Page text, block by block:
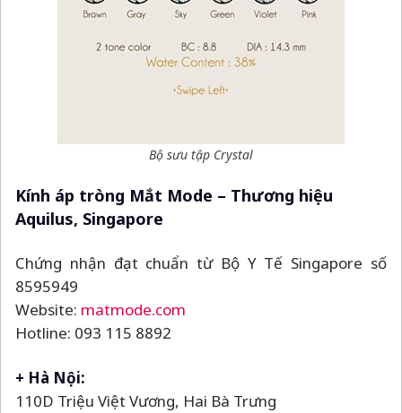
Bộ sưu tập Crystal
Kính áp tròng Mắt Mode – Thương hiệu
Aquilus, Singapore
Chứng nhận đạt chuẩn từ Bộ Y Tế Singapore số
8595949
Website: matmode.com
Hotline: 093 115 8892
+ Hà Nội:
110D Triệu Việt Vương, Hai Bà Trưng